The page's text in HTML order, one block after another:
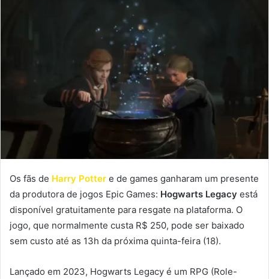
Os fãs de Harry Potter e de games ganharam um presente
da produtora de jogos Epic Games: Hogwarts Legacy está
disponível gratuitamente para resgate na plataforma. O
jogo, que normalmente custa R$ 250, pode ser baixado
sem custo até as 13h da próxima quinta-feira (18).
Lançado em 2023, Hogwarts Legacy é um RPG (Role-